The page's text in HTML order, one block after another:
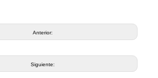
Anterior:
Siguiente: